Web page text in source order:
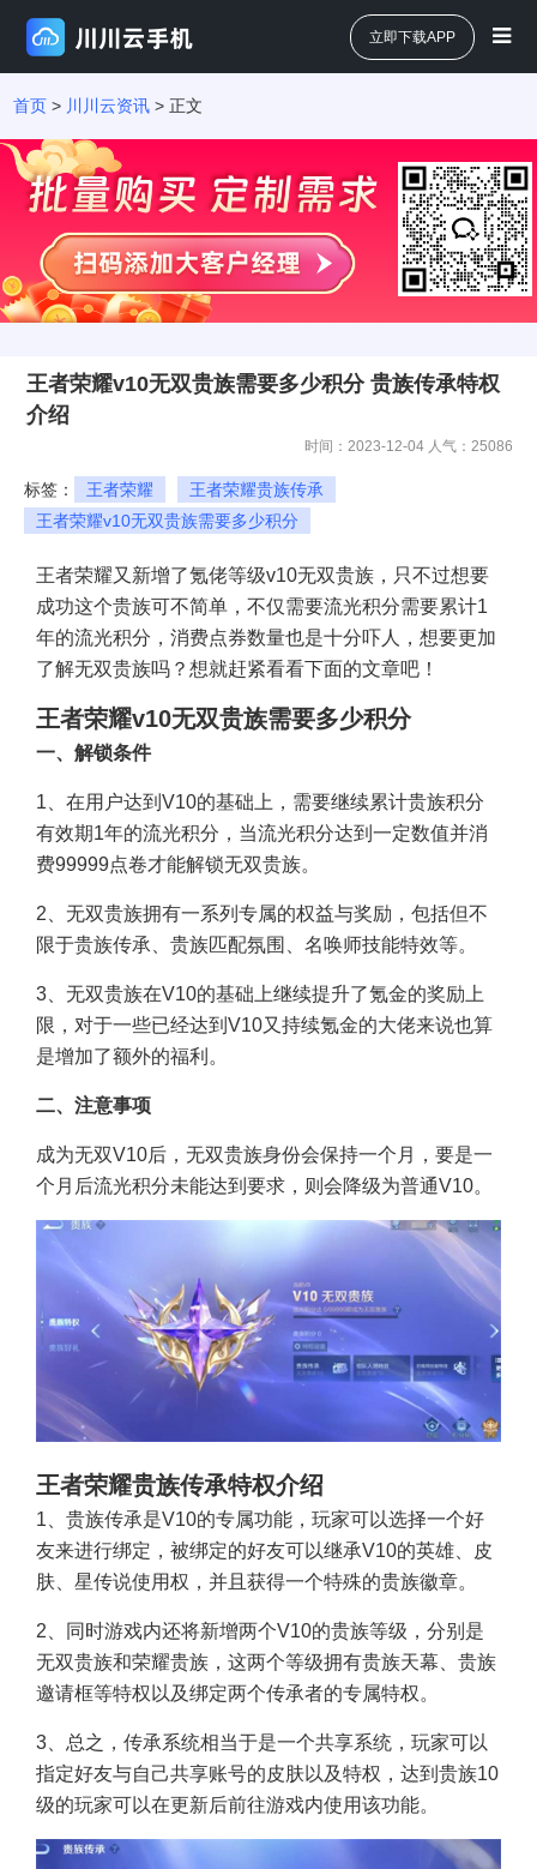
立即下载APP
首页 > 川川云资讯 > 正文
王者荣耀v10无双贵族需要多少积分 贵族传承特权
介绍
时间：2023-12-04 人气： 25086
标签： 王者荣耀
王者荣耀贵族传承
王者荣耀v10无双贵族需要多少积分
王者荣耀又新增了氪佬等级v10无双贵族，只不过想要
成功这个贵族可不简单，不仅需要流光积分需要累计1
年的流光积分，消费点券数量也是十分吓人，想要更加
了解无双贵族吗？想就赶紧看看下面的文章吧！
王者荣耀v10无双贵族需要多少积分
一、解锁条件
1、在用户达到V10的基础上，需要继续累计贵族积分
有效期1年的流光积分，当流光积分达到一定数值并消
费99999点卷才能解锁无双贵族。
2、无双贵族拥有一系列专属的权益与奖励，包括但不
限于贵族传承、贵族匹配氛围、名唤师技能特效等。
3、无双贵族在V10的基础上继续提升了氪金的奖励上
限，对于一些已经达到V10又持续氪金的大佬来说也算
是增加了额外的福利。
二、注意事项
成为无双V10后，无双贵族身份会保持一个月，要是一
个月后流光积分未能达到要求，则会降级为普通V10。
王者荣耀贵族传承特权介绍
1、贵族传承是V10的专属功能，玩家可以选择一个好
友来进行绑定，被绑定的好友可以继承V10的英雄、皮
肤、星传说使用权，并且获得一个特殊的贵族徽章。
2、同时游戏内还将新增两个V10的贵族等级，分别是
无双贵族和荣耀贵族，这两个等级拥有贵族天幕、贵族
邀请框等特权以及绑定两个传承者的专属特权。
3、总之，传承系统相当于是一个共享系统，玩家可以
指定好友与自己共享账号的皮肤以及特权，达到贵族10
级的玩家可以在更新后前往游戏内使用该功能。